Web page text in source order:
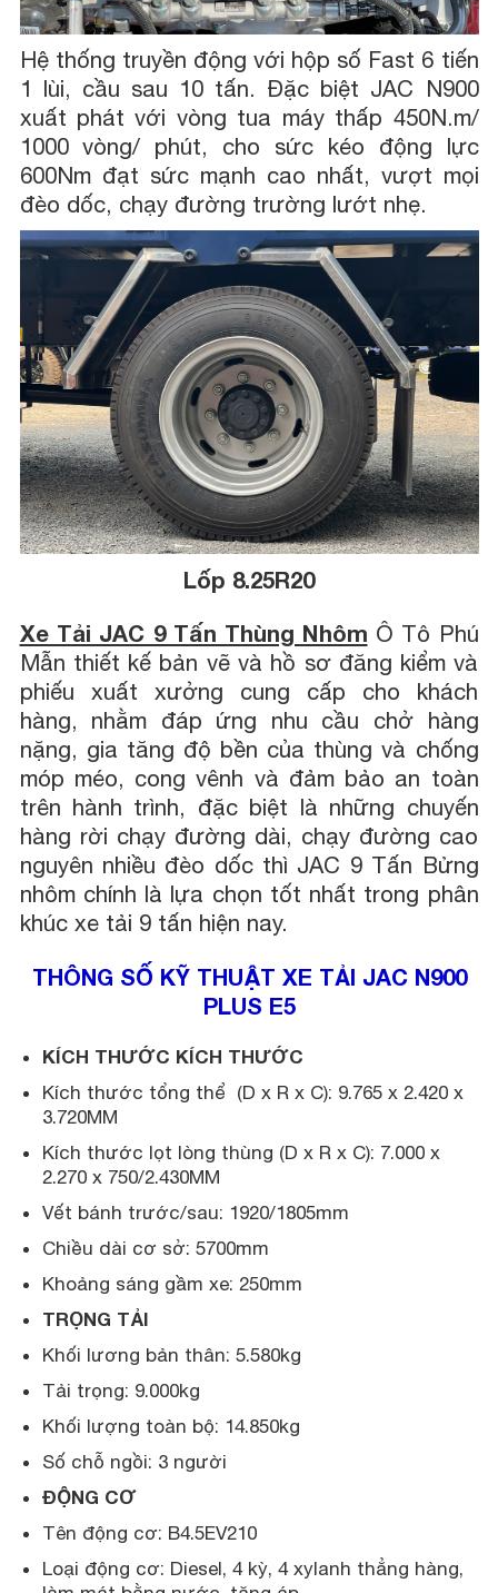
Hệ thống truyền động với hộp số Fast 6 tiến
1 lùi, cầu sau 10 tấn. Đặc biệt JAC N900
xuất phát với vòng tua máy thấp 450N.m/
1000 vòng/ phút, cho sức kéo động lực
600Nm đạt sức mạnh cao nhất, vượt mọi
đèo dốc, chạy đường trường lướt nhẹ.
Lốp 8.25R20
Xe Tải JAC 9 Tấn Thùng Nhôm Ô Tô Phú
Mẫn thiết kế bản vẽ và hồ sơ đăng kiểm và
phiếu xuất xưởng cung cấp cho khách
hàng, nhằm đáp ứng nhu cầu chở hàng
nặng, gia tăng độ bền của thùng và chống
móp méo, cong vênh và đảm bảo an toàn
trên hành trình, đặc biệt là những chuyến
hàng rời chạy đường dài, chạy đường cao
nguyên nhiều đèo dốc thì JAC 9 Tấn Bửng
nhôm chính là lựa chọn tốt nhất trong phân
khúc xe tải 9 tấn hiện nay.
THÔNG SỐ KỸ THUẬT XE TẢI JAC N900
PLUS E5
KÍCH THƯỚC KÍCH THƯỚC
Kích thước tổng thể (D x R x C): 9.765 x 2.420 x
3.720MM
Kích thước lọt lòng thùng (D x R x C): 7.000 x
2.270 x 750/2.430MM
Vết bánh trước/sau: 1920/1805mm
Chiều dài cơ sở: 5700mm
Khoảng sáng gầm xe: 250mm
TRỌNG TẢI
Khối lương bản thân: 5.580kg
Tải trọng: 9.000kg
Khối lượng toàn bộ: 14.850kg
Số chỗ ngồi: 3 người
ĐỘNG CƠ
Tên động cơ: B4.5EV210
Loại động cơ: Diesel, 4 kỳ, 4 xylanh thẳng hàng,